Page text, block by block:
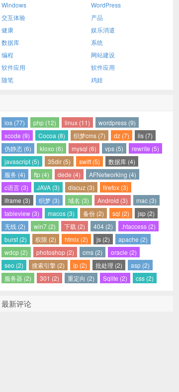
Windows
WordPress
交互体验
产品
健康
娱乐消遣
数据库
系统
编程
网站建设
软件应用
软件应用
随笔
鸡娃
ios (77) php (12) linux (11)
wordpress (9)
xcode (9)
Cocoa (8) 织梦cms (7) dz (7)
iis (7)
伪静态 (6)
kloxo (6) mysql (6) vps (5)
rewrite (5)
javascript (5)
35dir (5) swift (5)
数据库 (4)
服务 (4)
ftp (4) dede (4)
AFNetworking (4)
c语言 (3)
JAVA (3) discuz (3)
firefox (3)
iframe (3)
织梦 (3) 域名 (3) Android (3)
mac (3)
tableview (3)
macos (3) 备份 (2) sql (2)
jsp (2)
无线 (2)
win7 (2) 下载 (2) 404 (2)
.htaccess (2)
burst (2)
权限 (2) htmlx (2) js (2)
apache (2)
wdcp (2)
photoshop (2) cms (2)
oracle (2)
seo (2)
搜索引擎 (2) ip (2) 批处理 (2)
asp (2)
服务器 (2)
301 (2) 重定向 (2) Sqlite (2) css (2)
最新评论